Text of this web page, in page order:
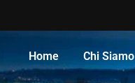
Home Chi Siamo